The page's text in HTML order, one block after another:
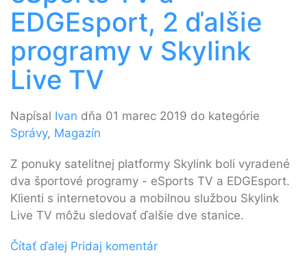
EDGEsport, 2 ďalšie
programy v Skylink
Live TV
Napísal Ivan dňa 01 marec 2019 do kategórie
Správy, Magazín
Z ponuky satelitnej platformy Skylink boli vyradené
dva športové programy - eSports TV a EDGEsport.
Klienti s internetovou a mobilnou službou Skylink
Live TV môžu sledovať ďalšie dve stanice.
Čítať ďalej Pridaj komentár